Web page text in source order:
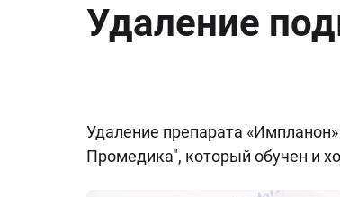
Удаление
Удаление препарата
Промедика", который обучен и